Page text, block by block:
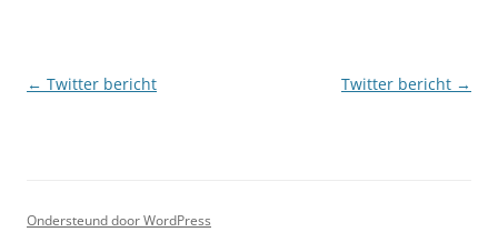
Berichtnavigatie
← Twitter bericht Twitter bericht →
Ondersteund door WordPress